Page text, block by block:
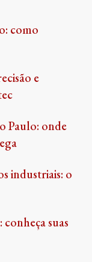
como
e
Paulo: onde
industriais: o
suas